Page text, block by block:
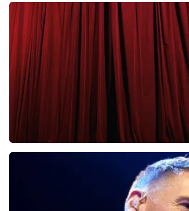
Clouseau
65